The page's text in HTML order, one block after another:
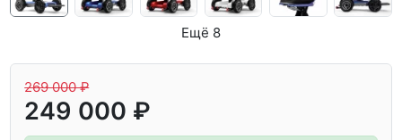
Ещё 8
269 000 ₽
249 000 ₽